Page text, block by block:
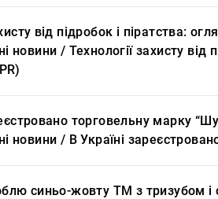
від підробок і піратства:
новини / Технології захисту від
торговельну марку
новини / В Україні
синьо-жовту ТМ з тризубом